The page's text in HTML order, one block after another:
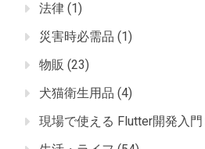
法律 (1)
災害時必需品 (1)
物販 (23)
犬猫衛生用品 (4)
現場で使える Flutter開発入門